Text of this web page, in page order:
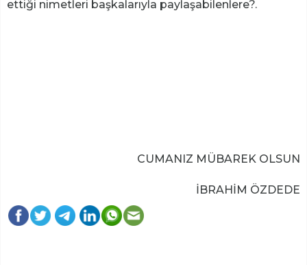
ettiği nimetleri başkalarıyla paylaşabilenlere?.
CUMANIZ MÜBAREK OLSUN
İBRAHİM ÖZDEDE